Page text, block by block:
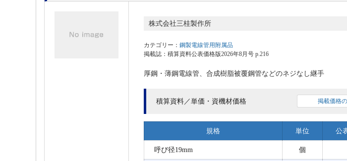
株式会社三桂製作所
カテゴリー：鋼製電線管用附属品
掲載誌：積算資料公表価格版2026年8月号 p.216
厚鋼・薄鋼電線管、合成樹脂被覆鋼管などのネジなし継手
積算資料／単価・資機材価格 掲載価格
規格 単位 公
呼び径19mm 個